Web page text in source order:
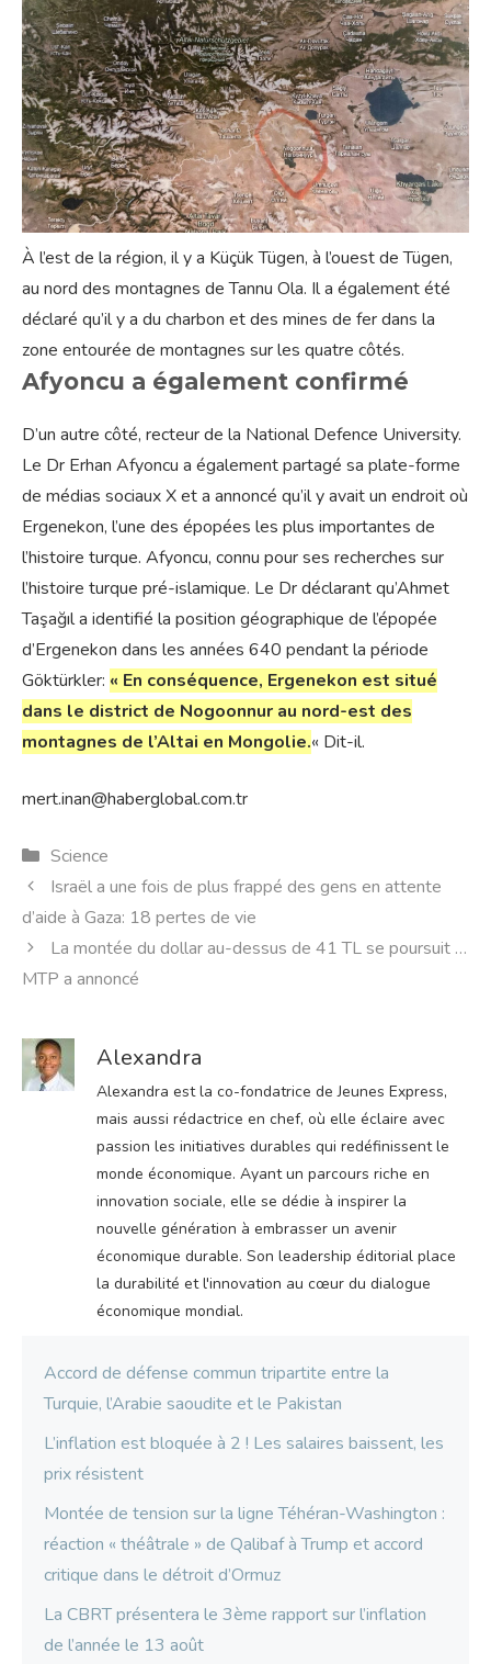
À l’est de la région, il y a Küçük Tügen, à l’ouest de Tügen,
au nord des montagnes de Tannu Ola. Il a également été
déclaré qu’il y a du charbon et des mines de fer dans la
zone entourée de montagnes sur les quatre côtés.
Afyoncu a également confirmé
D’un autre côté, recteur de la National Defence University.
Le Dr Erhan Afyoncu a également partagé sa plate-forme
de médias sociaux X et a annoncé qu’il y avait un endroit où
Ergenekon, l’une des épopées les plus importantes de
l’histoire turque. Afyoncu, connu pour ses recherches sur
l’histoire turque pré-islamique. Le Dr déclarant qu’Ahmet
Taşağıl a identifié la position géographique de l’épopée
d’Ergenekon dans les années 640 pendant la période
Göktürkler: « En conséquence, Ergenekon est situé
dans le district de Nogoonnur au nord-est des
montagnes de l’Altai en Mongolie.« Dit-il.
mert.inan@haberglobal.com.tr
Catégories
Science
Israël a une fois de plus frappé des gens en attente
d’aide à Gaza: 18 pertes de vie
La montée du dollar au-dessus de 41 TL se poursuit …
MTP a annoncé
Alexandra
Alexandra est la co-fondatrice de Jeunes Express,
mais aussi rédactrice en chef, où elle éclaire avec
passion les initiatives durables qui redéfinissent le
monde économique. Ayant un parcours riche en
innovation sociale, elle se dédie à inspirer la
nouvelle génération à embrasser un avenir
économique durable. Son leadership éditorial place
la durabilité et l'innovation au cœur du dialogue
économique mondial.
Accord de défense commun tripartite entre la
Turquie, l’Arabie saoudite et le Pakistan
L’inflation est bloquée à 2 ! Les salaires baissent, les
prix résistent
Montée de tension sur la ligne Téhéran-Washington :
réaction « théâtrale » de Qalibaf à Trump et accord
critique dans le détroit d’Ormuz
La CBRT présentera le 3ème rapport sur l’inflation
de l’année le 13 août